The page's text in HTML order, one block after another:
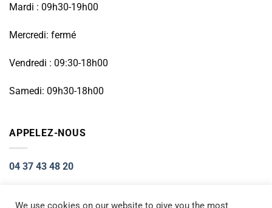
Mardi : 09h30-19h00
Mercredi: fermé
Vendredi : 09:30-18h00
Samedi: 09h30-18h00
APPELEZ-NOUS
04 37 43 48 20
We use cookies on our website to give you the most